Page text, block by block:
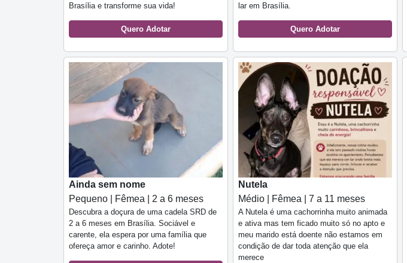
Brasília e transforme sua vida!
Quero Adotar
lar em Brasília.
Quero Adotar
Ainda sem nome
Pequeno | Fêmea | 2 a 6 meses
Descubra a doçura de uma cadela SRD de
2 a 6 meses em Brasília. Sociável e
carente, ela espera por uma família que
ofereça amor e carinho. Adote!
Nutela
Médio | Fêmea | 7 a 11 meses
A Nutela é uma cachorrinha muito animada
e ativa mas tem ficado muito só no apto e
meu marido está doente não estamos em
condição de dar toda atenção que ela
merece